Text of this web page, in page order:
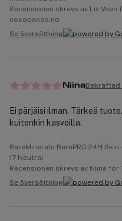
Recensionen skrevs av Liv Veen
cocopanda.no
Se översättning
NiinaBekräftad
Ei pärjäisi ilman. Tärkeä
kuitenkin kasvoilla.
BareMinerals BarePRO 24H
17 Neutral
Recensionen skrevs av Niina för
Se översättning